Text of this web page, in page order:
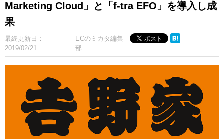
Marketing Cloud」と「f-tra EFO」を導入し成
果
最終更新日：
2019/02/21
ECのミカタ編集
部